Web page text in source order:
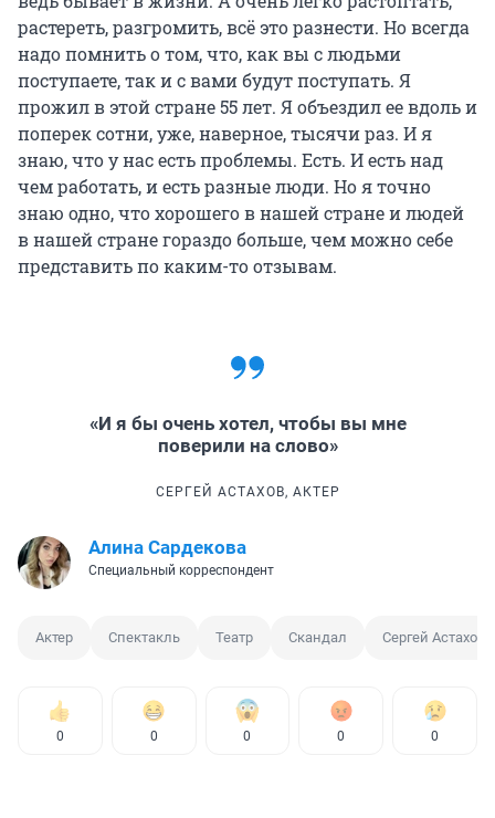
растереть, разгромить, всё это разнести. Но всегда
надо помнить о том, что, как вы с людьми
поступаете, так и с вами будут поступать. Я
прожил в этой стране 55 лет. Я объездил ее вдоль и
поперек сотни, уже, наверное, тысячи раз. И я
знаю, что у нас есть проблемы. Есть. И есть над
чем работать, и есть разные люди. Но я точно
знаю одно, что хорошего в нашей стране и людей
в нашей стране гораздо больше, чем можно себе
представить по каким-то отзывам.
«И я бы очень хотел, чтобы вы мне
поверили на слово»
СЕРГЕЙ АСТАХОВ, АКТЕР
Алина Сардекова
Специальный корреспондент
Актер Спектакль Театр Скандал Сергей Астахов
0 0 0 0 0